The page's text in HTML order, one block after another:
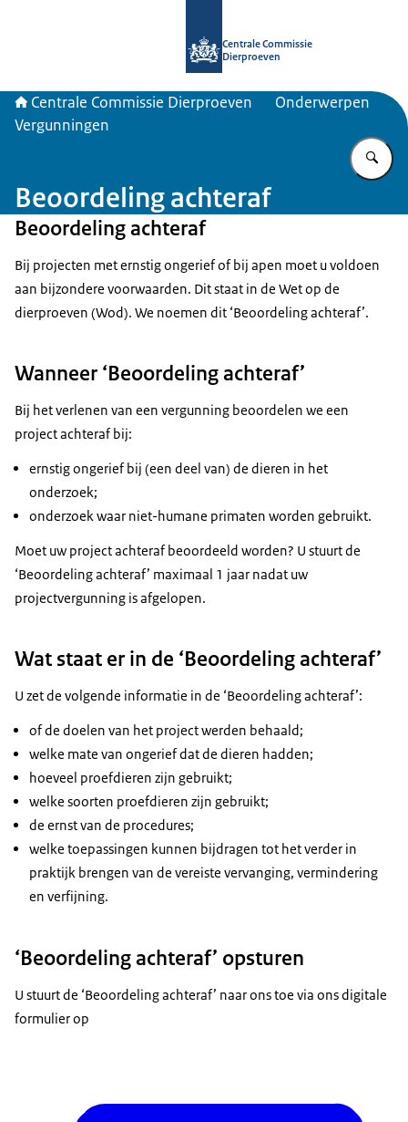
Centrale Commissie
Dierproeven
Centrale Commissie Dierproeven
Onderwerpen
Vergunningen
Beoordeling achteraf
Beoordeling achteraf
Bij projecten met ernstig ongerief of bij apen moet u voldoen
aan bijzondere voorwaarden. Dit staat in de Wet op de
dierproeven (Wod). We noemen dit ‘Beoordeling achteraf’.
Wanneer ‘Beoordeling achteraf’
Bij het verlenen van een vergunning beoordelen we een
project achteraf bij:
ernstig ongerief bij (een deel van) de dieren in het
onderzoek;
onderzoek waar niet-humane primaten worden gebruikt.
Moet uw project achteraf beoordeeld worden? U stuurt de
‘Beoordeling achteraf’ maximaal 1 jaar nadat uw
projectvergunning is afgelopen.
Wat staat er in de ‘Beoordeling achteraf’
U zet de volgende informatie in de ‘Beoordeling achteraf’:
of de doelen van het project werden behaald;
welke mate van ongerief dat de dieren hadden;
hoeveel proefdieren zijn gebruikt;
welke soorten proefdieren zijn gebruikt;
de ernst van de procedures;
welke toepassingen kunnen bijdragen tot het verder in
praktijk brengen van de vereiste vervanging, vermindering
en verfijning.
‘Beoordeling achteraf’ opsturen
U stuurt de ‘Beoordeling achteraf’ naar ons toe via ons digitale
formulier op